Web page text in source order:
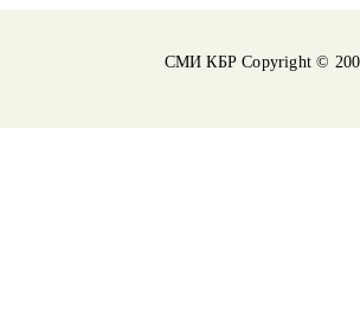
СМИ КБРCopyright ©